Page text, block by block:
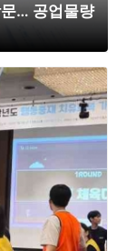
… 공업물량